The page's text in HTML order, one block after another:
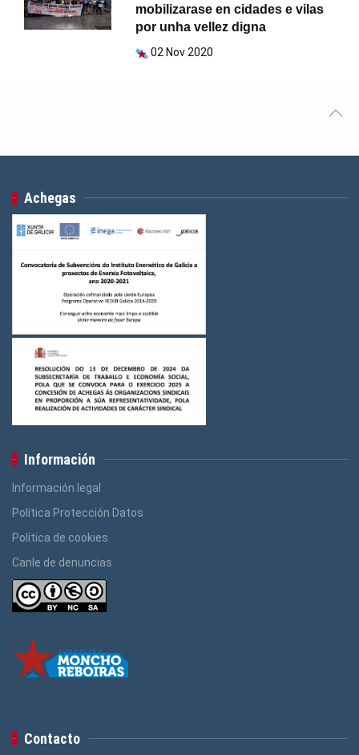
mobilizarase en cidades e vilas
por unha vellez digna
02 Nov 2020
Achegas
Información
Información legal
Política Protección Datos
Política de cookies
Canle de denuncias
Contacto